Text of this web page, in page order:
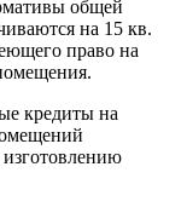
общей
на 15 кв.
право на
кредиты на